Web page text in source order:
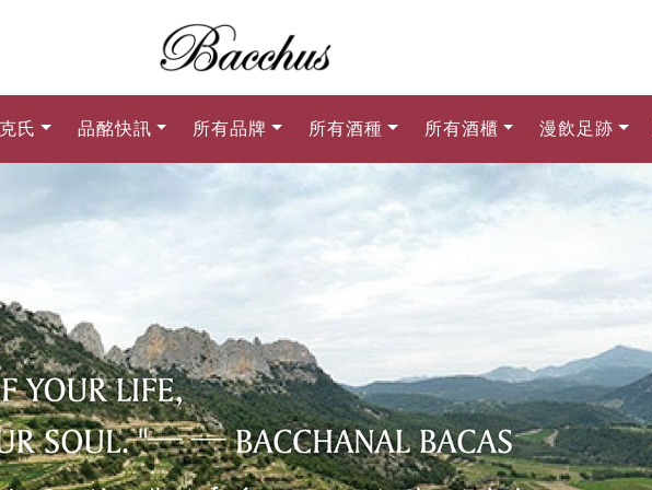
氏 品酩快訊 所有品牌 所有酒種 所有酒櫃 漫飲足跡